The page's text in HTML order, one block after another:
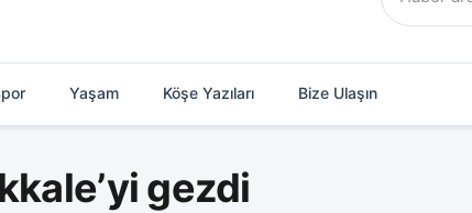
Yaşam Köşe Yazıları Bize Ulaşın
gezdi